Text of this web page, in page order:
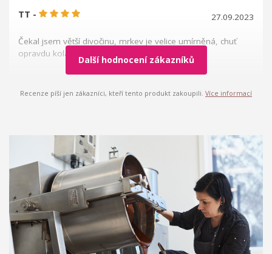
TT - 27.09.2023
Čekal jsem větší divočinu, mrkev je velice umírněná, chuť
opravdu koláčovitá a příjemná.
Další hodnocení zákazníků
Recenze píší jen zákazníci, kteří tento produkt zakoupili. Více informací